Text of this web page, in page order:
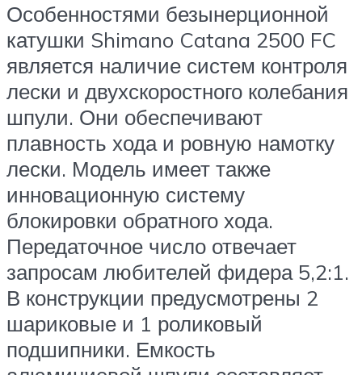
Особенностями безынерционной
катушки Shimano Catana 2500 FC
является наличие систем контроля
лески и двухскоростного колебания
шпули. Они обеспечивают
плавность хода и ровную намотку
лески. Модель имеет также
инновационную систему
блокировки обратного хода.
Передаточное число отвечает
запросам любителей фидера 5,2:1.
В конструкции предусмотрены 2
шариковые и 1 роликовый
подшипники. Емкость